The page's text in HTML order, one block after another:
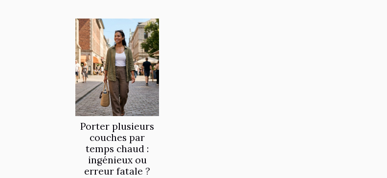
Porter plusieurs
couches par
temps chaud :
ingénieux ou
erreur fatale ?